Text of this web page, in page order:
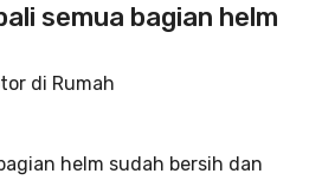
semua bagian helm
helm sudah bersih dan